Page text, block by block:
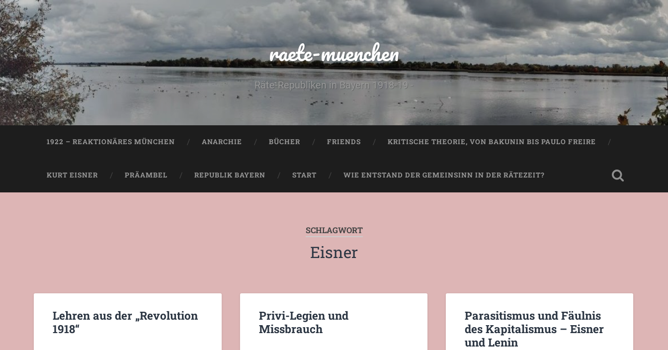
raete-muenchen
Räte-Republiken in Bayern 1918-19 -
1922 – REAKTIONÄRES MÜNCHEN ANARCHIE BÜCHER FRIENDS KRITISCHE THEORIE, VON BAKUNIN BIS PAULO FREIRE
KURT EISNER PRÄAMBEL REPUBLIK BAYERN START WIE ENTSTAND DER GEMEINSINN IN DER RÄTEZEIT?
SCHLAGWORT
Eisner
Lehren aus der „Revolution
1918“
Privi-Legien und
Missbrauch
Parasitismus und Fäulnis
des Kapitalismus – Eisner
und Lenin